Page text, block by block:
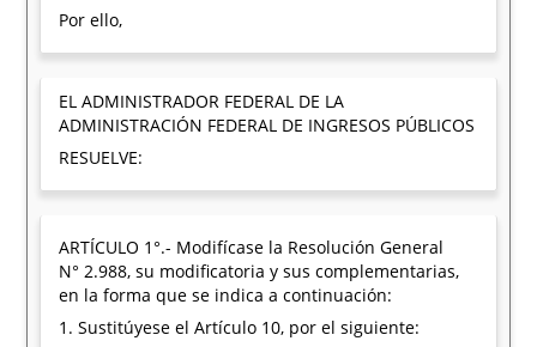
Por ello,
EL ADMINISTRADOR FEDERAL DE LA
ADMINISTRACIÓN FEDERAL DE INGRESOS PÚBLICOS
RESUELVE:
ARTÍCULO 1°.- Modifícase la Resolución General
N° 2.988, su modificatoria y sus complementarias,
en la forma que se indica a continuación:
1. Sustitúyese el Artículo 10, por el siguiente: